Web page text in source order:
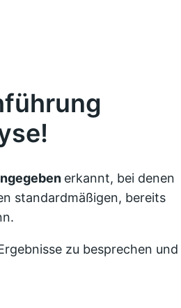
erkannt, bei denen
standardmäßigen, bereits
zu besprechen und